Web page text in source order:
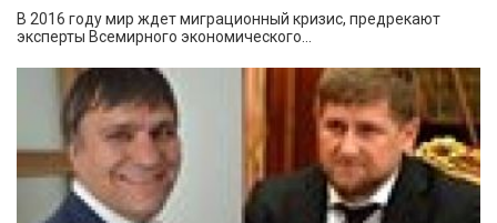
В 2016 году мир ждет миграционный кризис, предрекают
эксперты Всемирного экономического...